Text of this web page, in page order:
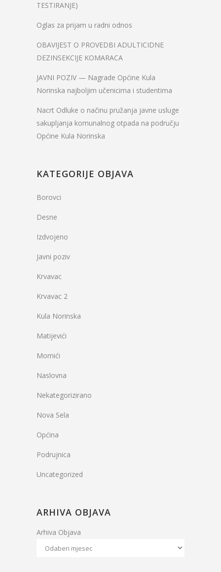
TESTIRANJE)
Oglas za prijam u radni odnos
OBAVIJEST O PROVEDBI ADULTICIDNE
DEZINSEKCIJE KOMARACA
JAVNI POZIV — Nagrade Općine Kula
Norinska najboljim učenicima i studentima
Nacrt Odluke o načinu pružanja javne usluge
sakupljanja komunalnog otpada na području
Općine Kula Norinska
KATEGORIJE OBJAVA
Borovci
Desne
Izdvojeno
Javni poziv
Krvavac
Krvavac 2
Kula Norinska
Matijevići
Momići
Naslovna
Nekategorizirano
Nova Sela
Općina
Podrujnica
Uncategorized
ARHIVA OBJAVA
Arhiva Objava